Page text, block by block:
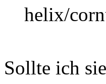
helix/
Sollte ich